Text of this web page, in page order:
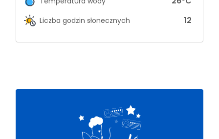
Liczba godzin słonecznych 12